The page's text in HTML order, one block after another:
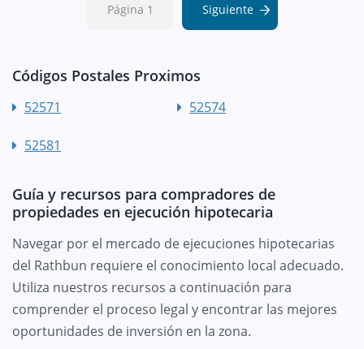
Página 1 Siguiente
Códigos Postales Proximos
52571 52574
52581
Guía y recursos para compradores de
propiedades en ejecución hipotecaria
Navegar por el mercado de ejecuciones hipotecarias
del Rathbun requiere el conocimiento local adecuado.
Utiliza nuestros recursos a continuación para
comprender el proceso legal y encontrar las mejores
oportunidades de inversión en la zona.